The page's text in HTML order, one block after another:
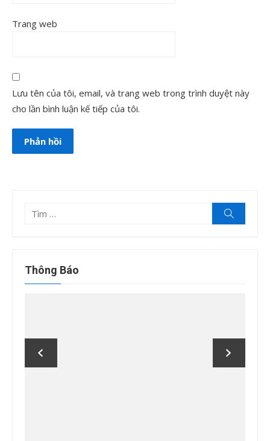
Trang web
Lưu tên của tôi, email, và trang web trong trình duyệt này
cho lần bình luận kế tiếp của tôi.
Tìm
kiếm
Thông Báo